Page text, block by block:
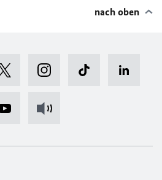
nach oben